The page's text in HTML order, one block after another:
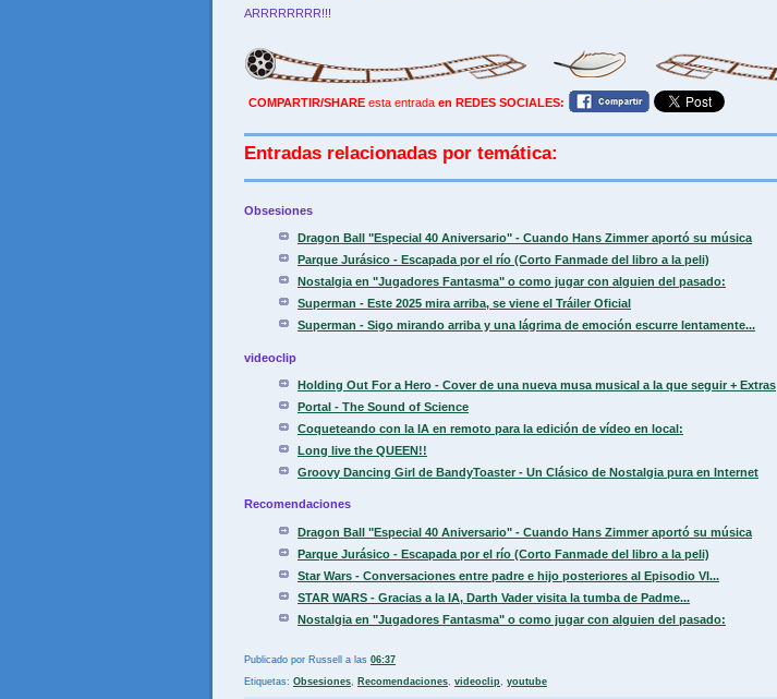
ARRRRRRRR!!!
COMPARTIR/SHARE esta entrada en REDES SOCIALES:
Entradas relacionadas por temática:
Obsesiones
Dragon Ball "Especial 40 Aniversario" - Cuando Hans Zimmer aportó su música
Parque Jurásico - Escapada por el río (Corto Fanmade del libro a la peli)
Nostalgia en "Jugadores Fantasma" o como jugar con alguien del pasado:
Superman - Este 2025 mira arriba, se viene el Tráiler Oficial
Superman - Sigo mirando arriba y una lágrima de emoción escurre lentamente...
videoclip
Holding Out For a Hero - Cover de una nueva musa musical a la que seguir + Extras
Portal - The Sound of Science
Coqueteando con la IA en remoto para la edición de vídeo en local:
Long live the QUEEN!!
Groovy Dancing Girl de BandyToaster - Un Clásico de Nostalgia pura en Internet
Recomendaciones
Dragon Ball "Especial 40 Aniversario" - Cuando Hans Zimmer aportó su música
Parque Jurásico - Escapada por el río (Corto Fanmade del libro a la peli)
Star Wars - Conversaciones entre padre e hijo posteriores al Episodio VI...
STAR WARS - Gracias a la IA, Darth Vader visita la tumba de Padme...
Nostalgia en "Jugadores Fantasma" o como jugar con alguien del pasado:
Publicado por Russell a las 06:37
Etiquetas: Obsesiones Recomendaciones videoclip youtube